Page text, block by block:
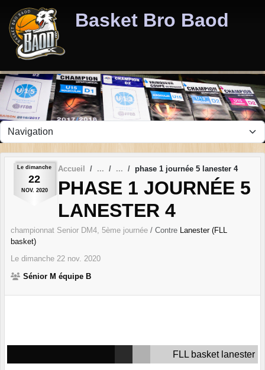
Basket Bro Baod
Le dimanche
22
NOV. 2020
Accueil phase 1 journée 5 lanester 4
PHASE 1 JOURNÉE 5
LANESTER 4
championnat Senior DM4, 5ème journée / Contre Lanester (FLL
basket)
Le dimanche 22 nov. 2020
Sénior M équipe B
FLL basket lanester
Panneau de gestion des cookies